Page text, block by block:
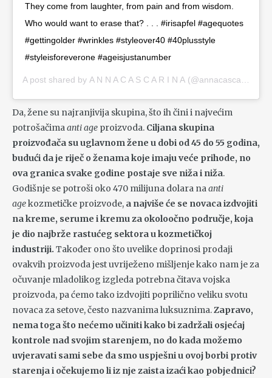
They come from laughter, from pain and from wisdom.
Who would want to erase that? . . . #irisapfel #agequotes
#gettingolder #wrinkles #styleover40 #40plusstyle
#styleisforeverone #ageisjustanumber
A post shared by A N N A C A S C A R I N A (@annacascarina) on
Da, žene su najranjivija skupina, što ih čini i najvećim
potrošačima anti age proizvoda. Ciljana skupina
proizvođača su uglavnom žene u dobi od 45 do 55 godina,
budući da je riječ o ženama koje imaju veće prihode, no
ova granica svake godine postaje sve niža i niža.
Godišnje se potroši oko 470 milijuna dolara na anti
agekozmetičke proizvode, a najviše će se novaca izdvojiti
na kreme, serume i kremu za okoloočno područje, koja
je dio najbrže rastućeg sektora u kozmetičkoj
industriji. Također ono što uvelike doprinosi prodaji
ovakvih proizvoda jest uvriježeno mišljenje kako nam je za
očuvanje mladolikog izgleda potrebna čitava vojska
proizvoda, pa ćemo tako izdvojiti poprilično veliku svotu
novaca za setove, često nazvanima luksuznima.Zapravo,
nema toga što nećemo učiniti kako bi zadržali osjećaj
kontrole nad svojim starenjem, no do kada možemo
uvjeravati sami sebe da smo uspješni u ovoj borbi protiv
starenja i očekujemo li iz nje zaista izaći kao pobjednici?